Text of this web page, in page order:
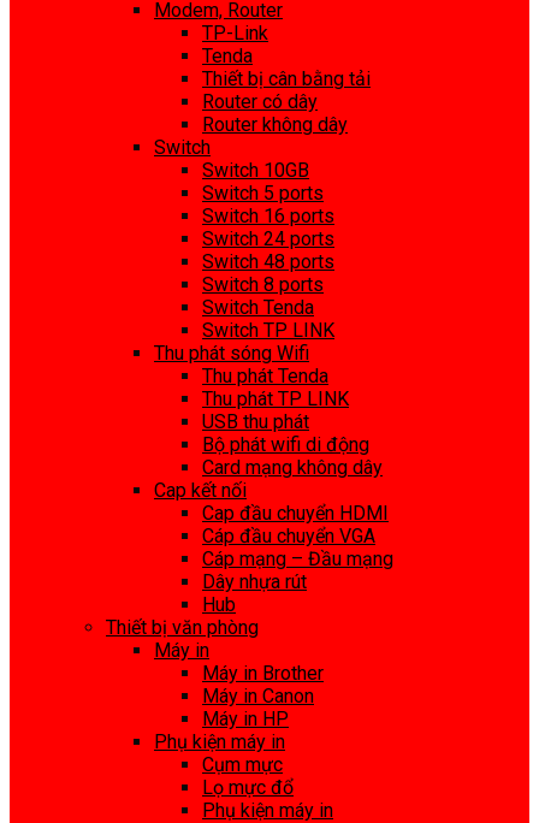
Modem, Router
TP-Link
Tenda
Thiết bị cân bằng tải
Router có dây
Router không dây
Switch
Switch 10GB
Switch 5 ports
Switch 16 ports
Switch 24 ports
Switch 48 ports
Switch 8 ports
Switch Tenda
Switch TP LINK
Thu phát sóng Wifi
Thu phát Tenda
Thu phát TP LINK
USB thu phát
Bộ phát wifi di động
Card mạng không dây
Cap kết nối
Cap đầu chuyển HDMI
Cáp đầu chuyển VGA
Cáp mạng – Đầu mạng
Dây nhựa rút
Hub
Thiết bị văn phòng
Máy in
Máy in Brother
Máy in Canon
Máy in HP
Phụ kiện máy in
Cụm mực
Lọ mực đổ
Phụ kiện máy in